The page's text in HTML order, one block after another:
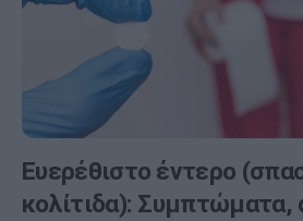
Ευερέθιστο έντερο
κολίτιδα): Συμπτώματα,